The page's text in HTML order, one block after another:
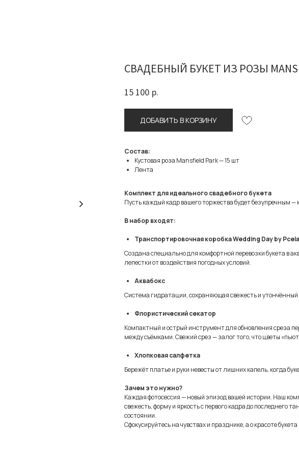
СВАДЕБНЫЙ БУКЕТ ИЗ РОЗЫ
15 100 р.
ДОБАВИТЬ В КОРЗИНУ
Состав:
Кустовая роза Mansfield Park — 15 шт
Лента
Комплект для идеального свадебного букета
Пусть каждый кадр вашего торжества будет безупречным —
В набор входят:
Транспортировочная коробка Wedding Day by Pcela
Создана специально для комфортной перевозки букета в
лепестки от воздействия погодных условий.
Аквабокс
Система гидратации, сохраняющая свежесть и утончённый
Флористический секатор
Компактный и острый инструмент для обновления среза
между съёмками. Свежий срез — залог того, что цветы
Хлопковая салфетка
Бережёт платье и руки невесты от лишних капель, когда
Зачем это нужно?
Каждая фотосессия — новый эпизод вашей истории. Наш
свежесть, форму и яркость с первого кадра до последнего
состоянии.
Сфокусируйтесь на чувствах и празднике, а о красоте